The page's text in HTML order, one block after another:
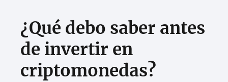
¿Qué debo saber antes
de invertir en
criptomonedas?